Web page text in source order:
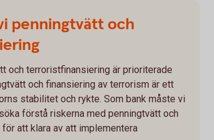
penningtvätt och
och terroristfinansiering är prioriterade
och finansiering av terrorism är ett
stabilitet och rykte. Som bank måste vi
förstå riskerna med penningtvätt och
att klara av att implementera